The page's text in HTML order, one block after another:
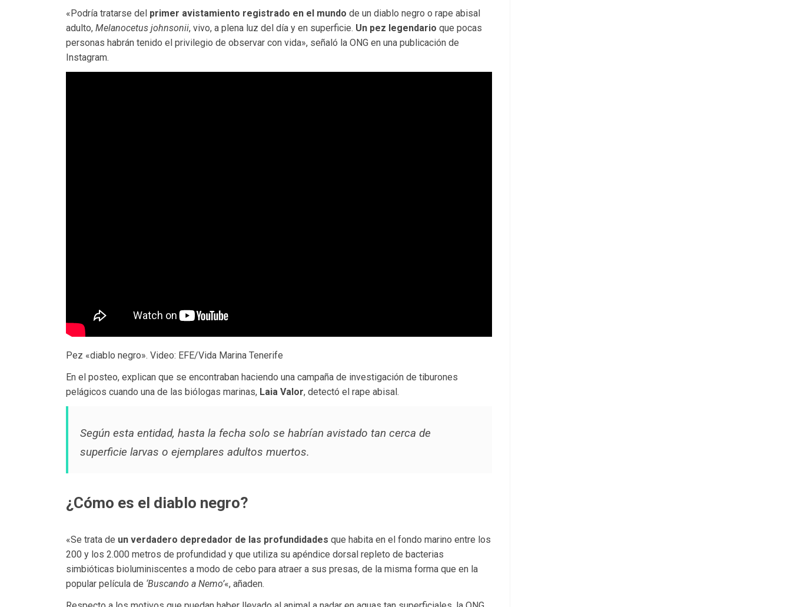
«Podría tratarse del primer avistamiento registrado en el mundo de un diablo negro o rape abisal
adulto, Melanocetus johnsonii, vivo, a plena luz del día y en superficie. Un pez legendario que pocas
personas habrán tenido el privilegio de observar con vida», señaló la ONG en una publicación de
Instagram.
Pez «diablo negro». Video: EFE/Vida Marina Tenerife
En el posteo, explican que se encontraban haciendo una campaña de investigación de tiburones
pelágicos cuando una de las biólogas marinas, Laia Valor, detectó el rape abisal.
Según esta entidad, hasta la fecha solo se habrían avistado tan cerca de
superficie larvas o ejemplares adultos muertos.
¿Cómo es el diablo negro?
«Se trata de un verdadero depredador de las profundidades que habita en el fondo marino entre los
200 y los 2.000 metros de profundidad y que utiliza su apéndice dorsal repleto de bacterias
simbióticas bioluminiscentes a modo de cebo para atraer a sus presas, de la misma forma que en la
popular película de ‘Buscando a Nemo’«, añaden.